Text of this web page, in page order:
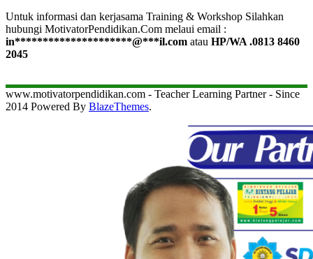
Untuk informasi dan kerjasama Training & Workshop Silahkan
hubungi MotivatorPendidikan.Com melaui email :
in*********************@***il.com atau HP/WA .0813 8460
2045
www.motivatorpendidikan.com - Teacher Learning Partner - Since
2014 Powered By BlazeThemes.